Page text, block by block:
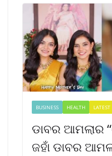
BUSINESS HEALTH LATEST
ଡାବର ଆମଲାର
ଜହାଁ ଡାବର